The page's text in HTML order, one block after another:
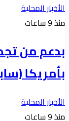
الأخبار المحلية
منذ 9 ساعات
بدعم من
بأمريكا
الأخبار المحلية
منذ 9 ساعات